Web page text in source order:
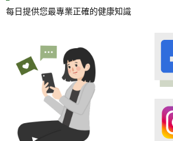
每日提供您最專業正確的健康知識